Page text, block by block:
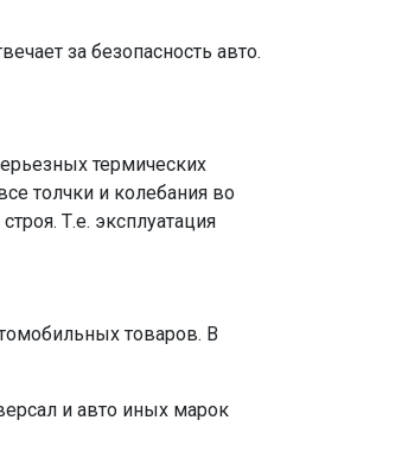
за безопасность авто.
термических
толчки и колебания во
Т.е. эксплуатация
товаров. В
и авто иных марок